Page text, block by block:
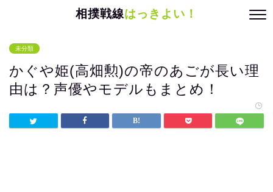
相撲戦線はっきよい！
未分類
かぐや姫(高畑勲)の帝のあごが長い理
由は？声優やモデルもまとめ！